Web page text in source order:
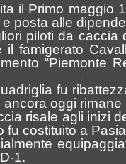
il Primo
posta alle
piloti da caccia
famigerato
“Piemonte
fu
oggi
risale agli inizi
fu costituito a
1.